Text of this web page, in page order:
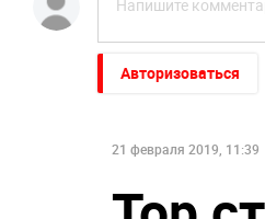
Авторизоваться
21 февраля 2019, 11:39